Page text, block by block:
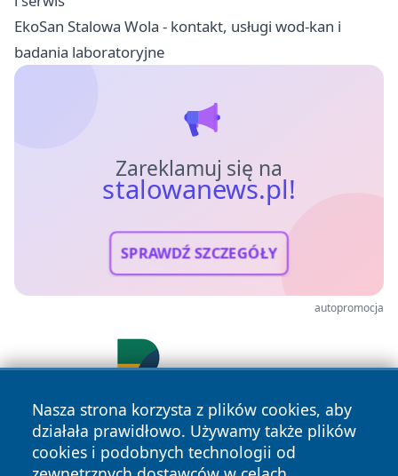
EkoSan Stalowa Wola - kontakt, usługi wod-kan i
badania laboratoryjne
Zareklamuj się na
stalowanews.pl!
SPRAWDŹ SZCZEGÓŁY
autopromocja
Nasza strona korzysta z plików cookies, aby
działała prawidłowo. Używamy także plików
cookies i podobnych technologii od